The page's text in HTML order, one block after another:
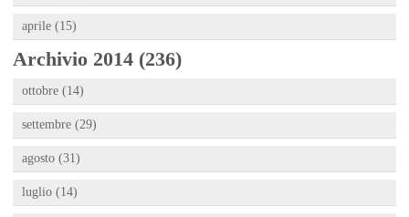
aprile (15)
Archivio 2014 (236)
ottobre (14)
settembre (29)
agosto (31)
luglio (14)